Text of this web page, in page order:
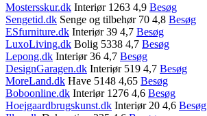
Mostersskur.dk Interiør 1263 4,9 Besøg
Sengetid.dk Senge og tilbehør 70 4,8 Besøg
ESfurniture.dk Interiør 39 4,7 Besøg
LuxoLiving.dk Bolig 5338 4,7 Besøg
Lepong.dk Interiør 36 4,7 Besøg
DesignGaragen.dk Interiør 519 4,7 Besøg
MoreLand.dk Have 5148 4,65 Besøg
Boboonline.dk Interiør 1276 4,6 Besøg
Hoejgaardbrugskunst.dk Interiør 20 4,6 Besøg